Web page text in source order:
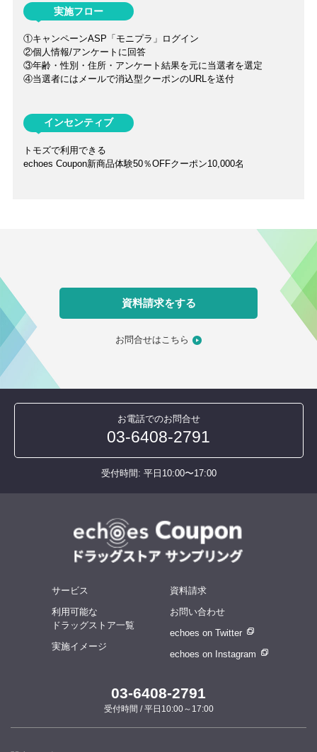
実施フロー
①キャンペーンASP「モニプラ」ログイン
②個人情報/アンケートに回答
③年齢・性別・住所・アンケート結果を元に当選者を選定
④当選者にはメールで消込型クーポンのURLを送付
インセンティブ
トモズで利用できる
echoes Coupon新商品体験50％OFFクーポン10,000名
資料請求をする
お問合せはこちら
お電話でのお問合せ
03-6408-2791
受付時間: 平日10:00〜17:00
サービス
利用可能な
ドラッグストア一覧
実施イメージ
資料請求
お問い合わせ
echoes on Twitter
echoes on Instagram
03-6408-2791
受付時間 / 平日10:00～17:00